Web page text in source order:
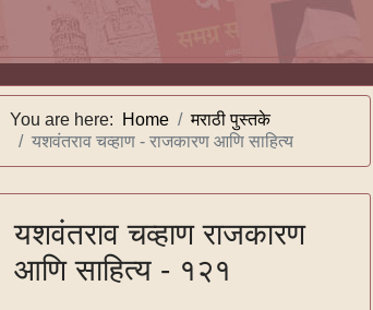
You are here: Home
मराठी पुस्तके
यशवंतराव चव्हाण - राजकारण आणि साहित्य
यशवंतराव चव्हाण राजकारण
आणि साहित्य - १२१